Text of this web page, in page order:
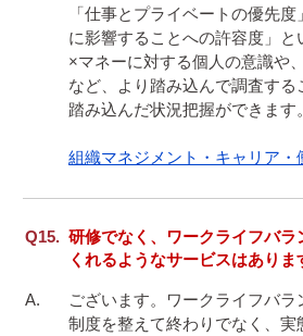
「仕事とプライベートの優先
に影響することへの許容度」と
×マネーに対する個人の意識や
など、より踏み込んで調査する
踏み込んだ状況把握ができます。
組織マネジメント・キャリア・
研修でなく、ワークライフバラ
くれるようなサービスはありま
ございます。ワークライフバラ
制度を整えて終わりでなく、実